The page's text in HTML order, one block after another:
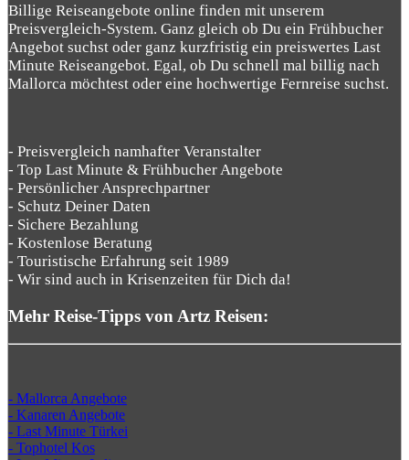
Billige Reiseangebote online finden mit unserem
Preisvergleich-System. Ganz gleich ob Du ein Frühbucher
Angebot suchst oder ganz kurzfristig ein preiswertes Last
Minute Reiseangebot. Egal, ob Du schnell mal billig nach
Mallorca möchtest oder eine hochwertige Fernreise suchst.
- Preisvergleich namhafter Veranstalter
- Top Last Minute & Frühbucher Angebote
- Persönlicher Ansprechpartner
- Schutz Deiner Daten
- Sichere Bezahlung
- Kostenlose Beratung
- Touristische Erfahrung seit 1989
- Wir sind auch in Krisenzeiten für Dich da!
Mehr Reise-Tipps von Artz Reisen:
- Mallorca Angebote
- Kanaren Angebote
- Last Minute Türkei
- Tophotel Kos